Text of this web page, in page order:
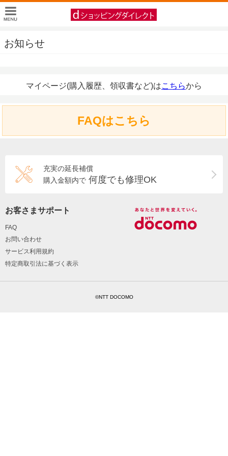
お知らせ
マイページ(購入履歴、領収書など)はこちらから
FAQはこちら
充実の延長補償
購入金額内で 何度でも修理OK
お客さまサポート
FAQ
お問い合わせ
サービス利用規約
特定商取引法に基づく表示
©NTT DOCOMO